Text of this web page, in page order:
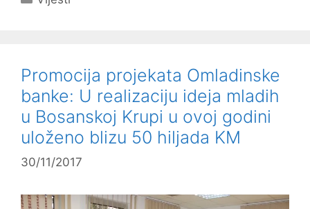
Promocija projekata Omladinske
banke: U realizaciju ideja mladih
u Bosanskoj Krupi u ovoj godini
uloženo blizu 50 hiljada KM
30/11/2017